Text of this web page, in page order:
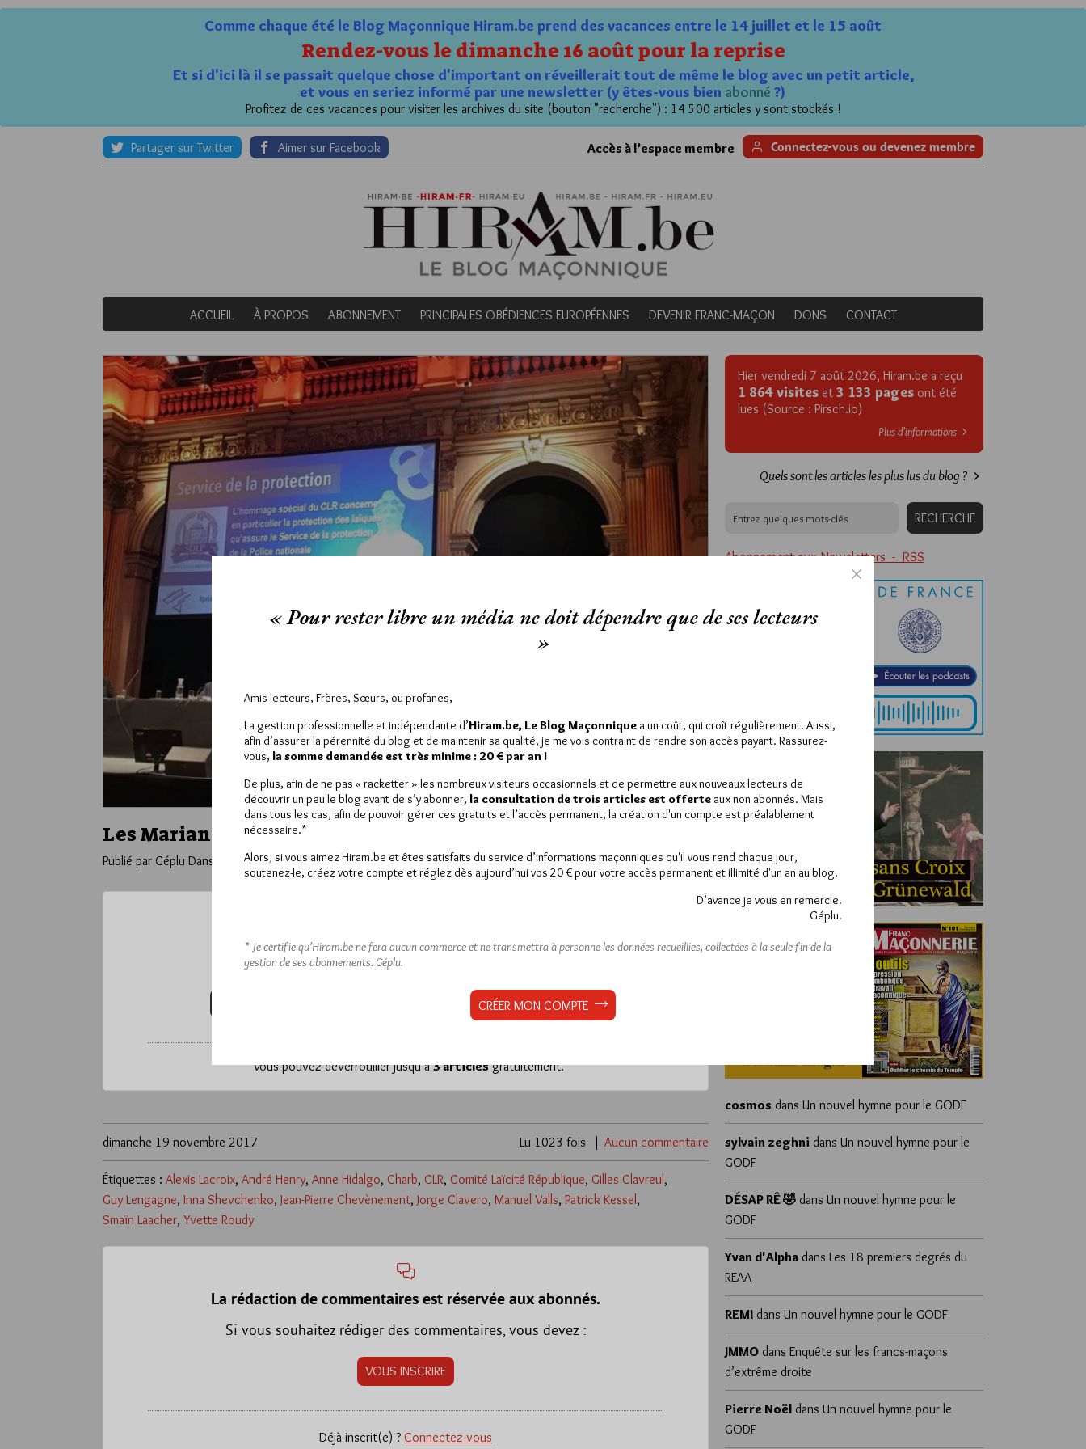
Comme chaque été le Blog Maçonnique Hiram.be prend des vacances entre le 14 juillet et le 15 août
Rendez-vous le dimanche 16 août pour la reprise
Et si d'ici là il se passait quelque chose d'important on réveillerait tout de même le blog avec un petit article,
et vous en seriez informé par une newsletter (y êtes-vous bien abonné ?)
Profitez de ces vacances pour visiter les archives du site (bouton "recherche") : 14 500 articles y sont stockés !
Partager sur Twitter Aimer sur Facebook Accès à l’espace membre Connectez-vous ou devenez membre
ACCUEIL À PROPOS ABONNEMENT PRINCIPALES OBÉDIENCES EUROPÉENNES DEVENIR FRANC-MAÇON DONS CONTACT
Les Mariannes de la Laïcité 2017
Publié par Géplu Dans Divers
Ce contenu est réservé aux abonnés.
Pour accéder à cet article, vous pouvez choisir de :
LE DÉVERROUILLERGRATUITEMENT*
*Vous pouvez déverrouiller jusqu’à3 articlesgratuitement.
dimanche 19 novembre 2017 Aucun commentaire
Lu 1023 fois
Étiquettes : Alexis Lacroix, André Henry, Anne Hidalgo, Charb, CLR, Comité Laïcité République, Gilles Clavreul ,
Guy Lengagne, Inna Shevchenko, Jean-Pierre Chevènement, Jorge Clavero, Manuel Valls, Patrick Kessel ,
Smaïn Laacher, Yvette Roudy
La rédaction de commentaires est réservée aux abonnés.
Si vous souhaitez rédiger des commentaires, vous devez :
VOUS INSCRIRE
Déjà inscrit(e) ? Connectez-vous
Hier vendredi 7 août 2026, Hiram.be a reçu
1 864 visites et 3 133 pages ont été
lues (Source : Pirsch.io)
Plus d’informations
Quels sont les articles les plus lus du blog ?
Abonnement aux Newsletters - RSS
cosmos dans Un nouvel hymne pour le GODF
sylvain zeghni dans Un nouvel hymne pour le
GODF
DÉSAP RÊ 🤣 dans Un nouvel hymne pour le
GODF
Yvan d'Alpha dans Les 18 premiers degrés du
REAA
REMI dans Un nouvel hymne pour le GODF
JMMO dans Enquête sur les francs-maçons
d’extrême droite
Pierre Noël dans Un nouvel hymne pour le
GODF
« Pour rester libre un média ne doit dépendre que de ses lecteurs
»
Amis lecteurs, Frères, Sœurs, ou profanes,
La gestion professionnelle et indépendante d’Hiram.be, Le Blog Maçonnique a un coût, qui croît régulièrement. Aussi,
afin d’assurer la pérennité du blog et de maintenir sa qualité, je me vois contraint de rendre son accès payant. Rassurez-
vous, la somme demandée est très minime : 20 € par an !
De plus, afin de ne pas « racketter » les nombreux visiteurs occasionnels et de permettre aux nouveaux lecteurs de
découvrir un peu le blog avant de s’y abonner, la consultation de trois articles est offerte aux non abonnés. Mais
dans tous les cas, afin de pouvoir gérer ces gratuits et l’accès permanent, la création d'un compte est préalablement
nécessaire.*
Alors, si vous aimez Hiram.be et êtes satisfaits du service d’informations maçonniques qu'il vous rend chaque jour,
soutenez-le, créez votre compte et réglez dès aujourd’hui vos 20 € pour votre accès permanent et illimité d'un an au blog.
D’avance je vous en remercie.
Géplu.
* Je certifie qu’Hiram.be ne fera aucun commerce et ne transmettra à personne les données recueillies, collectées à la seule fin de la
gestion de ses abonnements. Géplu.
CRÉER MON COMPTE